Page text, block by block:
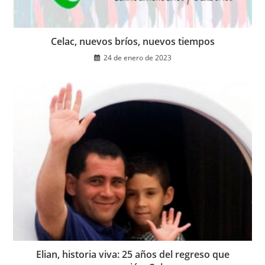
Celac, nuevos bríos, nuevos tiempos
24 de enero de 2023
Elian, historia viva: 25 años del regreso que